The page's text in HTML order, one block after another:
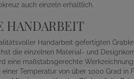
auch einzeln erhältlich.
HANDARBEIT
Handarbeit gefertigten
die einzelnen Material- und
eine maßstabsgerechte
Temperatur von über 1000 Grad